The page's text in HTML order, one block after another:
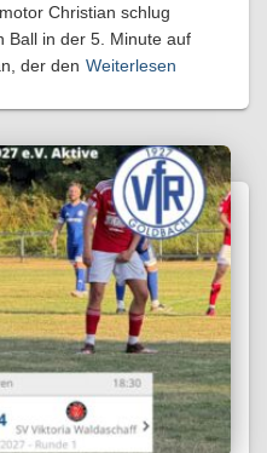
Christian schlug
Ball in der 5. Minute auf
der den Weiterlesen